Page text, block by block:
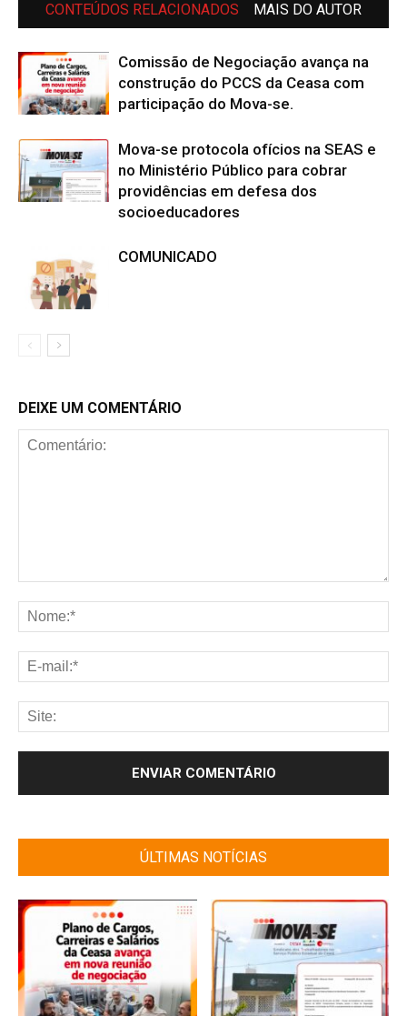
CONTEÚDOS RELACIONADOS MAIS DO AUTOR
Comissão de Negociação avança na
construção do PCCS da Ceasa com
participação do Mova-se.
Mova-se protocola ofícios na SEAS e
no Ministério Público para cobrar
providências em defesa dos
socioeducadores
COMUNICADO
DEIXE UM COMENTÁRIO
ÚLTIMAS NOTÍCIAS